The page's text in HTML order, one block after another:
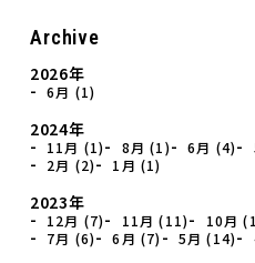
Archive
2026年
6月 (1)
2024年
11月 (1) 8月 (1) 6月 (4)
2月 (2)
1月 (1)
2023年
12月 (7) 11月 (11) 10月
7月 (6)
6月 (7) 5月 (14)